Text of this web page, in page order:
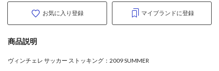
お気に入り登録 マイブランドに登録
商品説明
ヴィンチェレ サッカー ストッキング：2009 SUMMER